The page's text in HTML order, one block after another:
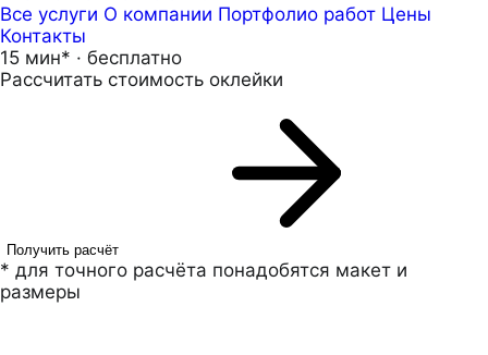
Все услуги О компании Портфолио работ Цены
Контакты
15 мин* · бесплатно
Рассчитать стоимость оклейки
Получить расчёт
* для точного расчёта понадобятся макет и
размеры